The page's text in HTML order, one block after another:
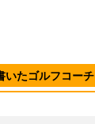
いたゴルフコーチ